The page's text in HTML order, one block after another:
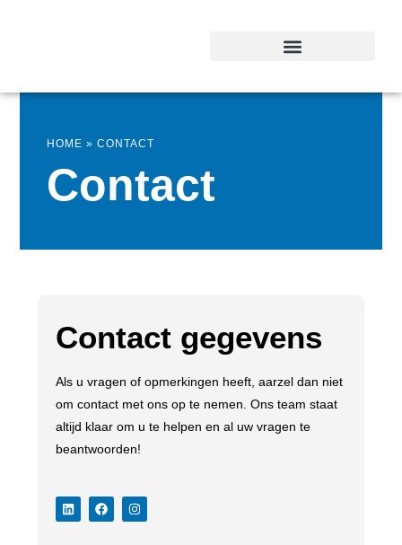
HOME »CONTACT
Contact
Contact gegevens
Als u vragen of opmerkingen heeft, aarzel dan niet
om contact met ons op te nemen. Ons team staat
altijd klaar om u te helpen en al uw vragen te
beantwoorden!